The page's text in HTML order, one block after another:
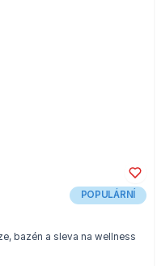
POPULÁRNÍ
bazén a sleva na wellness